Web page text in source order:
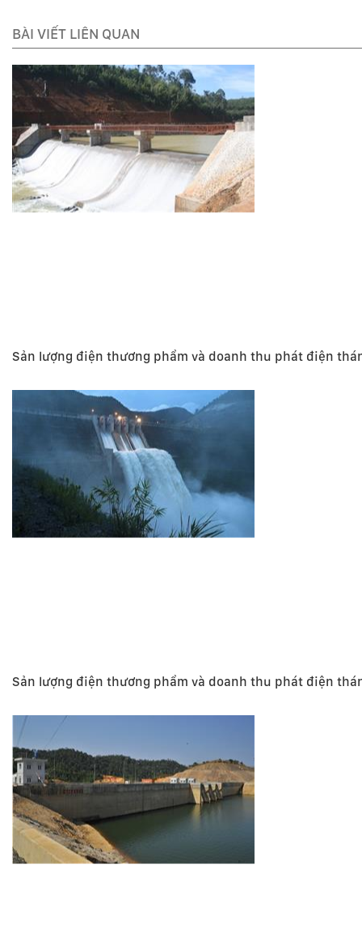
BÀI VIẾT LIÊN QUAN
Sản lượng điện thương phẩm và doanh thu phát điện
Sản lượng điện thương phẩm và doanh thu phát điện